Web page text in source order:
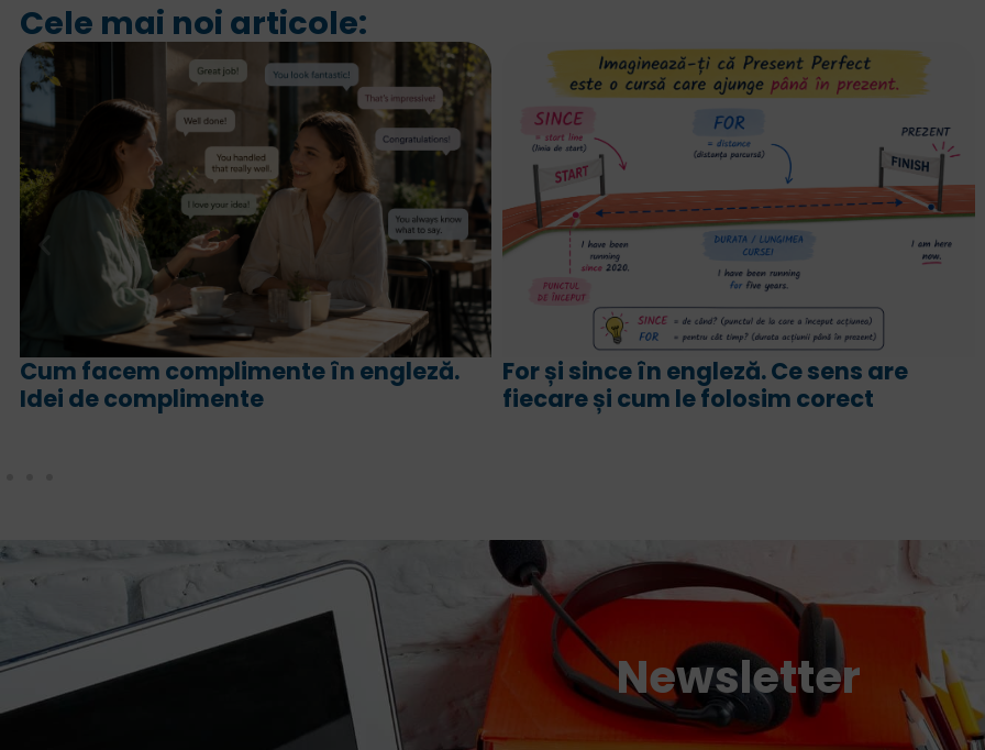
Cele mai noi articole:
For și since în engleză. Ce sens are
fiecare și cum le folosim corect
„Înțeleg engleza, dar nu pot sa
vorbesc”. Cum să vorbești fluent și fără
Newsletter